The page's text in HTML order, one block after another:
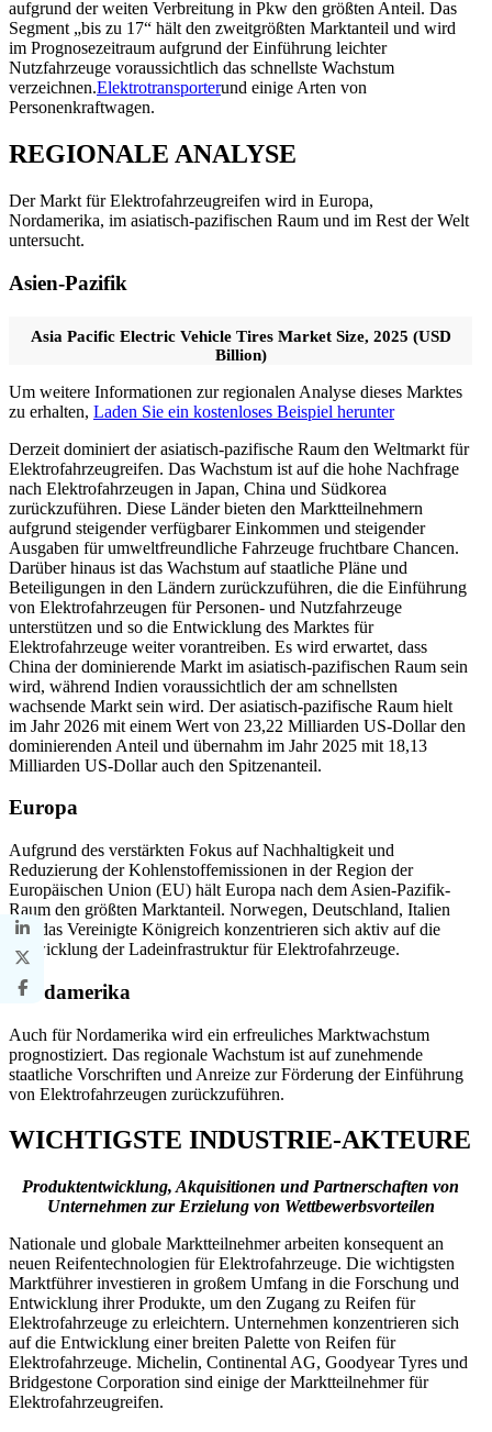
aufgrund der weiten Verbreitung in Pkw den größten Anteil. Das
Segment „bis zu 17“ hält den zweitgrößten Marktanteil und wird
im Prognosezeitraum aufgrund der Einführung leichter
Nutzfahrzeuge voraussichtlich das schnellste Wachstum
verzeichnen.Elektrotransporterund einige Arten von
Personenkraftwagen.
REGIONALE ANALYSE
Der Markt für Elektrofahrzeugreifen wird in Europa,
Nordamerika, im asiatisch-pazifischen Raum und im Rest der Welt
untersucht.
Asien-Pazifik
Asia Pacific Electric Vehicle Tires Market Size, 2025 (USD
Billion)
Um weitere Informationen zur regionalen Analyse dieses Marktes
zu erhalten, Laden Sie ein kostenloses Beispiel herunter
Derzeit dominiert der asiatisch-pazifische Raum den Weltmarkt für
Elektrofahrzeugreifen. Das Wachstum ist auf die hohe Nachfrage
nach Elektrofahrzeugen in Japan, China und Südkorea
zurückzuführen. Diese Länder bieten den Marktteilnehmern
aufgrund steigender verfügbarer Einkommen und steigender
Ausgaben für umweltfreundliche Fahrzeuge fruchtbare Chancen.
Darüber hinaus ist das Wachstum auf staatliche Pläne und
Beteiligungen in den Ländern zurückzuführen, die die Einführung
von Elektrofahrzeugen für Personen- und Nutzfahrzeuge
unterstützen und so die Entwicklung des Marktes für
Elektrofahrzeuge weiter vorantreiben. Es wird erwartet, dass
China der dominierende Markt im asiatisch-pazifischen Raum sein
wird, während Indien voraussichtlich der am schnellsten
wachsende Markt sein wird. Der asiatisch-pazifische Raum hielt
im Jahr 2026 mit einem Wert von 23,22 Milliarden US-Dollar den
dominierenden Anteil und übernahm im Jahr 2025 mit 18,13
Milliarden US-Dollar auch den Spitzenanteil.
Europa
Aufgrund des verstärkten Fokus auf Nachhaltigkeit und
Reduzierung der Kohlenstoffemissionen in der Region der
Europäischen Union (EU) hält Europa nach dem Asien-Pazifik-
Raum den größten Marktanteil. Norwegen, Deutschland, Italien
und das Vereinigte Königreich konzentrieren sich aktiv auf die
Entwicklung der Ladeinfrastruktur für Elektrofahrzeuge.
Nordamerika
Auch für Nordamerika wird ein erfreuliches Marktwachstum
prognostiziert. Das regionale Wachstum ist auf zunehmende
staatliche Vorschriften und Anreize zur Förderung der Einführung
von Elektrofahrzeugen zurückzuführen.
WICHTIGSTE INDUSTRIE-AKTEURE
Produktentwicklung, Akquisitionen und Partnerschaften von
Unternehmen zur Erzielung von Wettbewerbsvorteilen
Nationale und globale Marktteilnehmer arbeiten konsequent an
neuen Reifentechnologien für Elektrofahrzeuge. Die wichtigsten
Marktführer investieren in großem Umfang in die Forschung und
Entwicklung ihrer Produkte, um den Zugang zu Reifen für
Elektrofahrzeuge zu erleichtern. Unternehmen konzentrieren sich
auf die Entwicklung einer breiten Palette von Reifen für
Elektrofahrzeuge. Michelin, Continental AG, Goodyear Tyres und
Bridgestone Corporation sind einige der Marktteilnehmer für
Elektrofahrzeugreifen.